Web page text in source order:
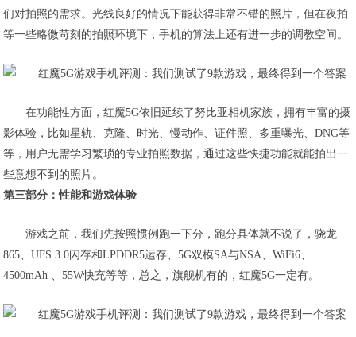
们对拍照的需求。光线良好的情况下能获得非常不错的照片，但在夜拍
等一些略微苛刻的拍照环境下，手机的算法上还有进一步的调教空间 。
在功能性方面，红魔5G依旧延续了努比亚相机家族，拥有丰富的摄
影体验，比如星轨、克隆、时光、慢动作、证件照、多重曝光、DNG等
等，用户无需学习繁琐的专业拍照数据，通过这些快捷功能就能拍出一
些意想不到的照片。
第三部分：性能和游戏体验
游戏之前，我们先按照惯例跑一下分，跑分具体就不说了，骁龙
865、UFS 3.0闪存和LPDDR5运存、5G双模SA与NSA、WiFi6、
4500mAh 、55W快充等等，总之，旗舰机有的，红魔5G一定有。